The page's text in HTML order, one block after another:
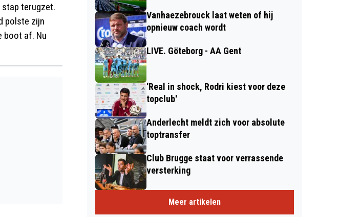
terugzet.
polste zijn
boot af. Nu
Vanhaezebrouck laat weten of hij
opnieuw coach wordt
LIVE. Göteborg - AA Gent
'Real in shock, Rodri kiest voor deze
topclub'
Anderlecht meldt zich voor absolute
toptransfer
Club Brugge staat voor verrassende
versterking
Meer artikelen